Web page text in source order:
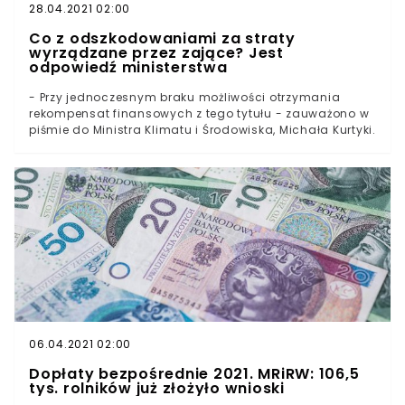
28.04.2021 02:00
Co z odszkodowaniami za straty
wyrządzane przez zające? Jest
odpowiedź ministerstwa
- Przy jednoczesnym braku możliwości otrzymania
rekompensat finansowych z tego tytułu - zauważono w
piśmie do Ministra Klimatu i Środowiska, Michała Kurtyki.
06.04.2021 02:00
Dopłaty bezpośrednie 2021. MRiRW: 106,5
tys. rolników już złożyło wnioski